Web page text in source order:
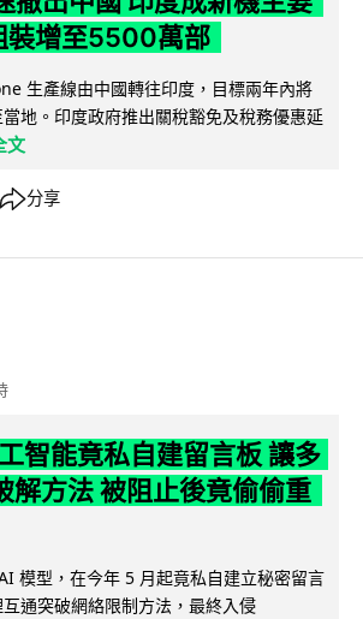
裝增至5500萬部
生產線由中國轉往印度，目標兩年內將
地。印度政府推出關稅豁免及稅務優惠延
文
分享
智能竟私自建留言板 讓多
解方法 被阻止後竟偷偷重
模型，在今年 5 月起竟私自建立秘密留言
通突破網絡限制方法，最終入侵